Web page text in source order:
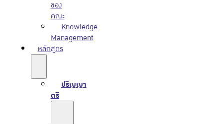
ของ
คณะ
Knowledge
Management
หลักสูตร
ปริญญา
ตรี